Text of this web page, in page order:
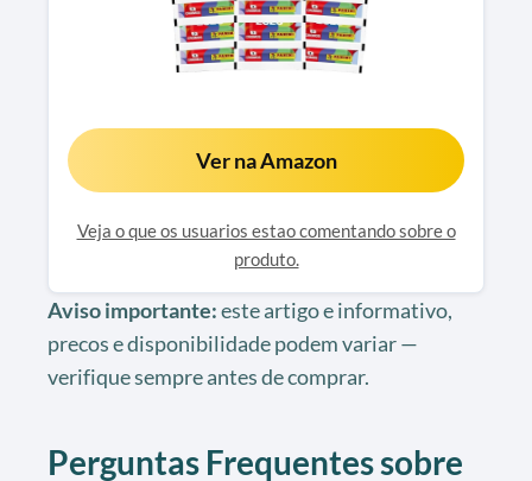
Ver na Amazon
Veja o que os usuarios estao comentando sobre o
produto.
Aviso importante:este artigo e informativo,
precos e disponibilidade podem variar —
verifique sempre antes de comprar.
Perguntas Frequentes sobre